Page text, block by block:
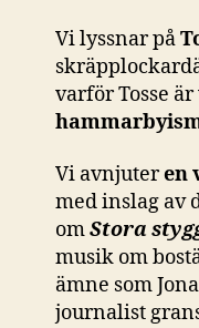
Vi lyssnar på
varför Tosse
Vi avnjuteren
med inslag av
omStora
musik om
ämne som
journalist